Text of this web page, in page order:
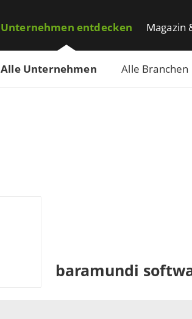
Unternehmen entdecken
Alle Unternehmen Alle Branchen
Magazin
baramundi